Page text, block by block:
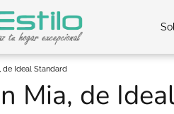
de Ideal Standard
Mia, de